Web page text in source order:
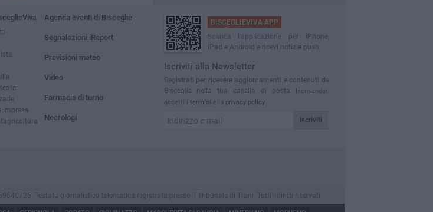
impresa
Agenda eventi di Bisceglie
Segnalazioni iReport
Previsioni meteo
Video
Farmacie di turno
Necrologi
BISCEGLIEVIVA APP
Scarica l'applicazione per iPhone,
iPad e Android e ricevi notizie push
Iscriviti alla Newsletter
Registrati per ricevere aggiornamenti e contenuti da
Bisceglie nella tua casella di posta
Iscrivendoti
accetti i termini e la privacy policy
Iscriviti
Testata giornalistica telematica registrata presso il Tribunale di Trani. Tutti i diritti riservati.